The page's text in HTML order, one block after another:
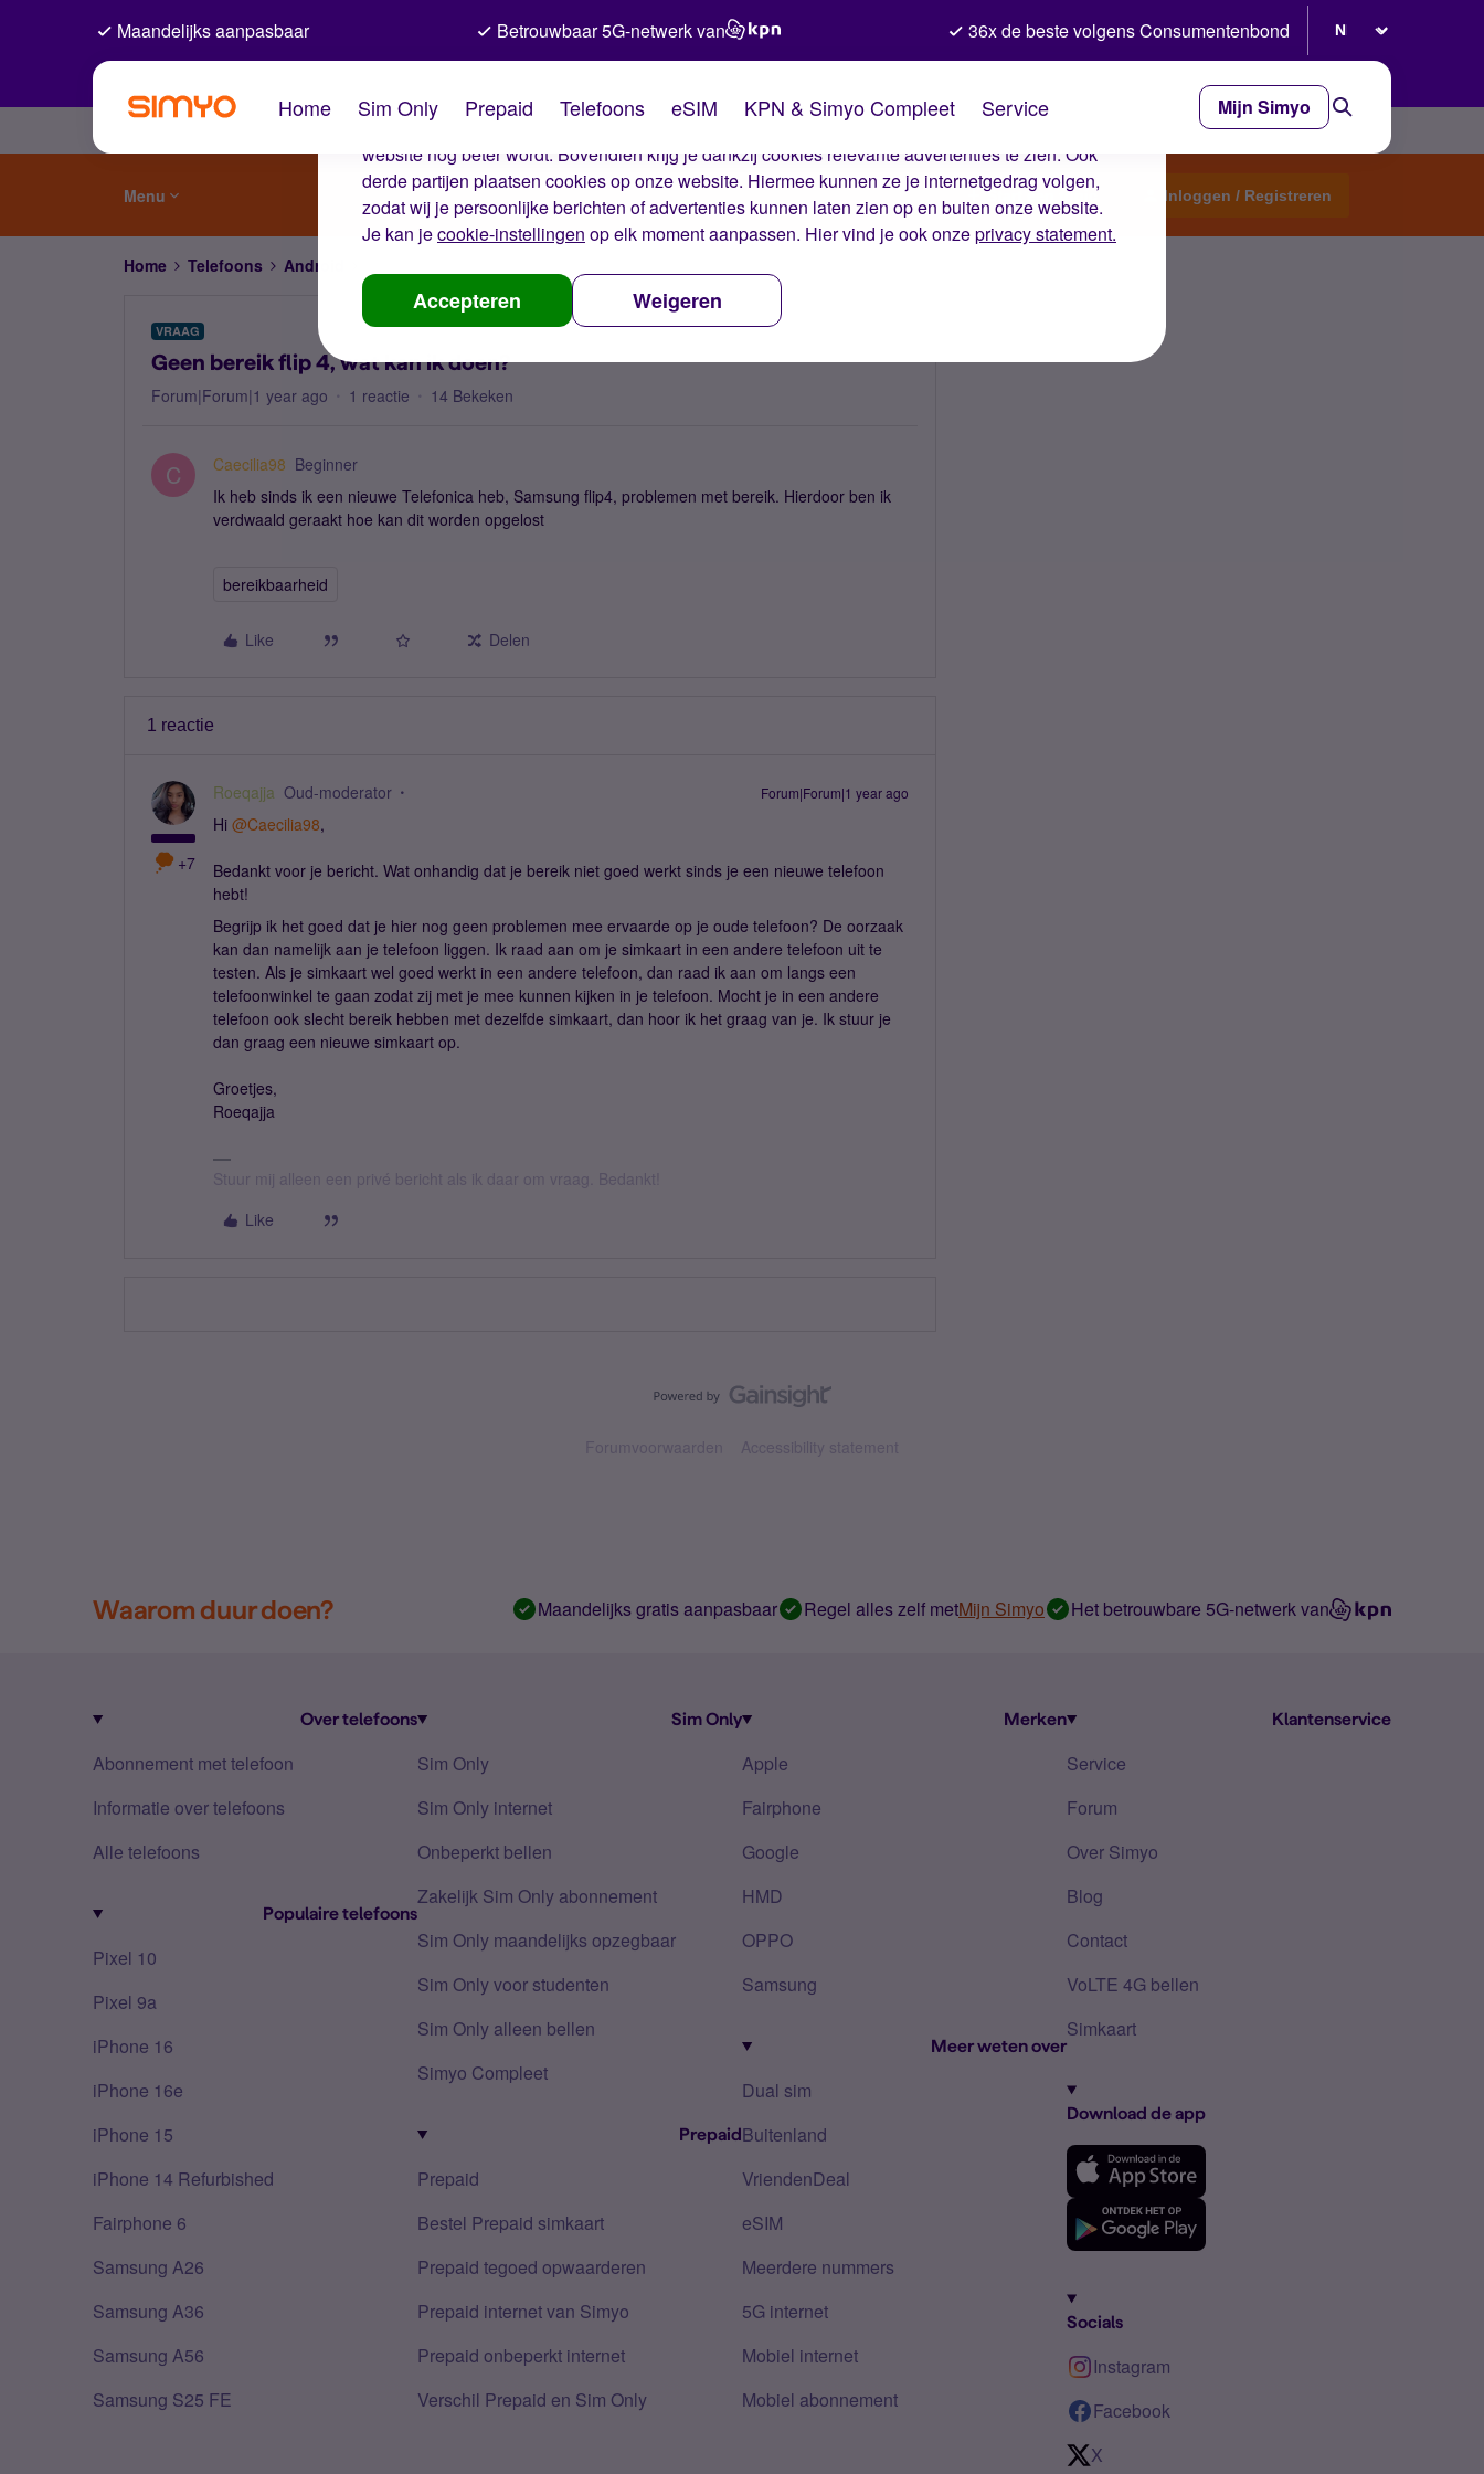
De cookies van Simyo
Wij gebruiken cookies op onze website. Met deze cookies zorgen wij ervoor dat je ervaring op de
website nog beter wordt. Bovendien krijg je dankzij cookies relevante advertenties te zien. Ook
derde partijen plaatsen cookies op onze website. Hiermee kunnen ze je internetgedrag volgen,
zodat wij je persoonlijke berichten of advertenties kunnen laten zien op en buiten onze website.
Je kan jecookie-instellingen op elk moment aanpassen. Hier vind je ook onzeprivacy statement.
Accepteren Weigeren
Maandelijks aanpasbaar Betrouwbaar 5G-netwerk van 36x de beste volgens Consumentenbond
Home Sim Only Prepaid Telefoons eSIM KPN & Simyo Compleet Service Mijn Simyo
Menu Start een topic Inloggen / Registreren
Home Telefoons Android
VRAAG
Geen bereik flip 4, wat kan ik doen?
Forum|Forum|1 year ago 1 reactie 14 Bekeken
C Caecilia98 Beginner
Ik heb sinds ik een nieuwe Telefonica heb, Samsung flip4, problemen met bereik. Hierdoor ben ik
verdwaald geraakt hoe kan dit worden opgelost
bereikbaarheid
Like Delen
1 reactie
+7
Roeqajja Oud-moderator Forum|Forum|1 year ago
Hi ​ @Caecilia98,
Bedankt voor je bericht. Wat onhandig dat je bereik niet goed werkt sinds je een nieuwe telefoon
hebt!
Begrijp ik het goed dat je hier nog geen problemen mee ervaarde op je oude telefoon? De oorzaak
kan dan namelijk aan je telefoon liggen. Ik raad aan om je simkaart in een andere telefoon uit te
testen. Als je simkaart wel goed werkt in een andere telefoon, dan raad ik aan om langs een
telefoonwinkel te gaan zodat zij met je mee kunnen kijken in je telefoon. Mocht je in een andere
telefoon ook slecht bereik hebben met dezelfde simkaart, dan hoor ik het graag van je. Ik stuur je
dan graag een nieuwe simkaart op.
Groetjes,
Roeqajja
Stuur mij alleen een privé bericht als ik daar om vraag. Bedankt!
Like
Forumvoorwaarden Accessibility statement
Waarom duur doen? Maandelijks gratis aanpasbaar Regel alles zelf metMijn Simyo Het betrouwbare 5G-netwerk van
Over telefoons
Abonnement met telefoon
Informatie over telefoons
Alle telefoons
Populaire telefoons
Pixel 10
Pixel 9a
iPhone 16
iPhone 16e
iPhone 15
iPhone 14 Refurbished
Fairphone 6
Samsung A26
Samsung A36
Samsung A56
Samsung S25 FE
Sim Only
Sim Only
Sim Only internet
Onbeperkt bellen
Zakelijk Sim Only abonnement
Sim Only maandelijks opzegbaar
Sim Only voor studenten
Sim Only alleen bellen
Simyo Compleet
Prepaid
Prepaid
Bestel Prepaid simkaart
Prepaid tegoed opwaarderen
Prepaid internet van Simyo
Prepaid onbeperkt internet
Verschil Prepaid en Sim Only
Merken
Apple
Fairphone
Google
HMD
OPPO
Samsung
Meer weten over
Dual sim
Buitenland
VriendenDeal
eSIM
Meerdere nummers
5G internet
Mobiel internet
Mobiel abonnement
Klantenservice
Service
Forum
Over Simyo
Blog
Contact
VoLTE 4G bellen
Simkaart
Download de app
Socials
Instagram
Facebook
X